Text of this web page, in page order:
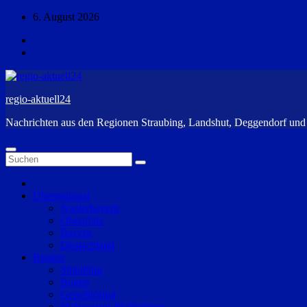
Zum
springen
6. August 2026
regio-aktuell24
Nachrichten aus den Regionen Straubing, Landshut, Deggendorf
Überregional
Niederbayern
Oberpfalz
Bayern
Deutschland
Region
Straubing
Bogen
Geiselhöring